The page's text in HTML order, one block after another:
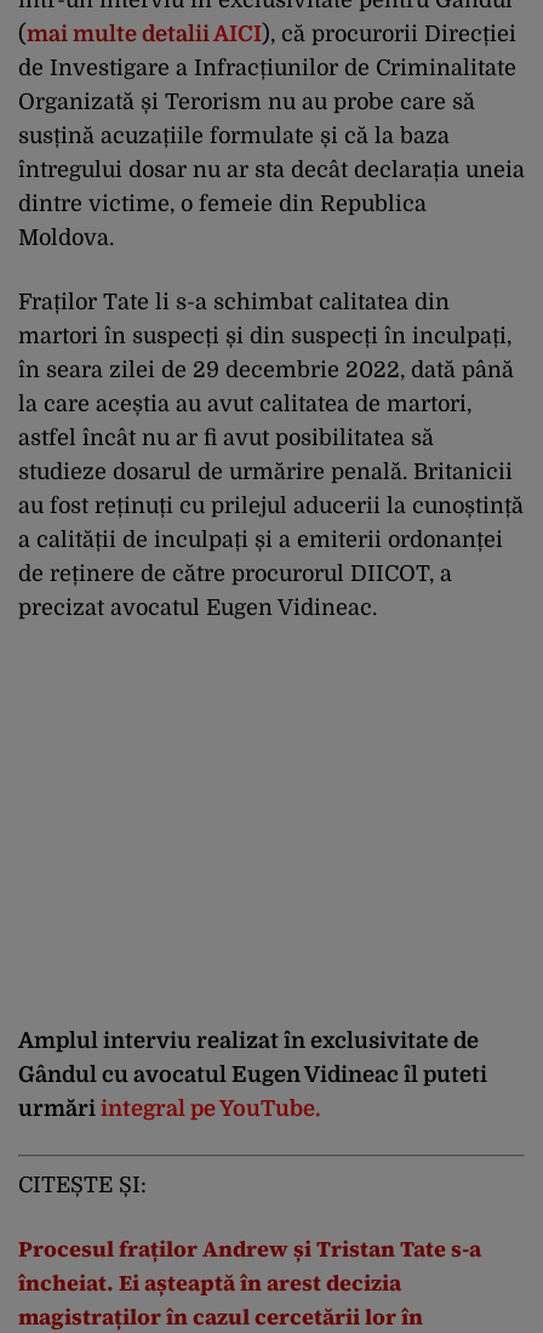
(mai multe detalii AICI), că procurorii Direcției
de Investigare a Infracțiunilor de Criminalitate
Organizată și Terorism nu au probe care să
susțină acuzațiile formulate și că la baza
întregului dosar nu ar sta decât declarația uneia
dintre victime, o femeie din Republica
Moldova.
Fraților Tate li s-a schimbat calitatea din
martori în suspecți și din suspecți în inculpați,
în seara zilei de 29 decembrie 2022, dată până
la care aceștia au avut calitatea de martori,
astfel încât nu ar fi avut posibilitatea să
studieze dosarul de urmărire penală. Britanicii
au fost reținuți cu prilejul aducerii la cunoștință
a calității de inculpați și a emiterii ordonanței
de reținere de către procurorul DIICOT, a
precizat avocatul Eugen Vidineac.
Amplul interviu realizat în exclusivitate de
Gândul cu avocatul Eugen Vidineac îl puteti
urmări integral pe YouTube.
CITEȘTE ȘI:
Procesul fraților Andrew și Tristan Tate s-a
încheiat. Ei așteaptă în arest decizia
magistraților în cazul cercetării lor în